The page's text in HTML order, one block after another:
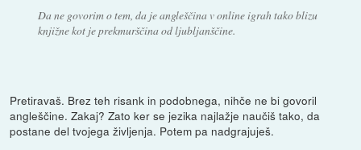
Da ne govorim o tem, da je angleščina v online igrah tako blizu
knjižne kot je prekmurščina od ljubljanščine.
Pretiravaš. Brez teh risank in podobnega, nihče ne bi govoril
angleščine. Zakaj? Zato ker se jezika najlažje naučiš tako, da
postane del tvojega življenja. Potem pa nadgrajuješ.